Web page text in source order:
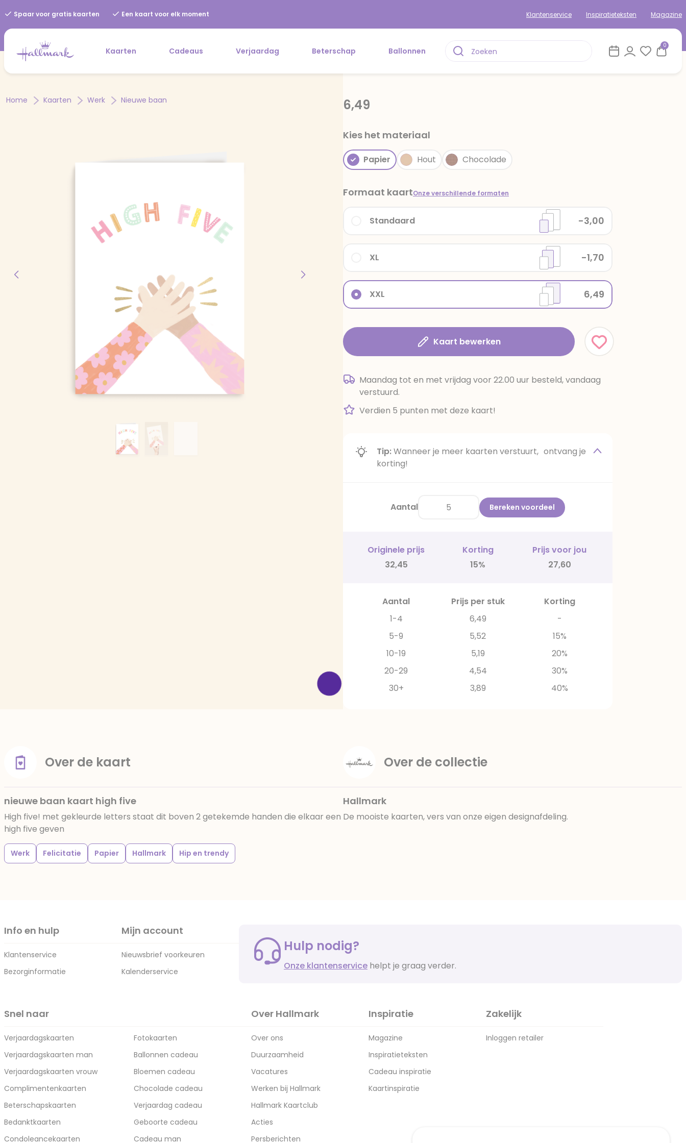
Spaar voor gratis kaarten Een kaart voor elk moment Klantenservice Inspiratieteksten Magazine
Kaarten Cadeaus Verjaardag Beterschap Ballonnen
0
Home Kaarten Werk Nieuwe baan 6,49
Kies het materiaal
Papier Hout Chocolade
Formaat kaartOnze verschillende formaten
XXL 6,49
XL -1,70
Standaard -3,00
Kaart bewerken
Maandag tot en met vrijdag voor 22.00 uur besteld, vandaag
verstuurd.
Verdien 5 punten met deze kaart!
Tip:Wanneer je meer kaarten verstuurt, ontvang je
korting!
Aantal Bereken voordeel
Originele prijs Korting
Prijs voor jou
32,45
15% 27,60
Aantal Prijs per stuk
Korting
1-4
6,49
-
5-9
5,52
15%
10-19
5,19
20%
20-29
4,54
30%
30+
3,89 40%
Over de kaart
nieuwe baan kaart high five
High five! met gekleurde letters staat dit boven 2 getekemde handen die elkaar een
high five geven
Werk Felicitatie Papier Hallmark Hip en trendy
Over de collectie
Hallmark
De mooiste kaarten, vers van onze eigen designafdeling.
Info en hulp
Klantenservice
Bezorginformatie
Mijn account
Nieuwsbrief voorkeuren
Kalenderservice
Hulp nodig?
Onze klantenservice helpt je graag verder.
Snel naar
Verjaardagskaarten
Verjaardagskaarten man
Verjaardagskaarten vrouw
Complimentenkaarten
Beterschapskaarten
Bedanktkaarten
Condoleancekaarten
Fotokaarten
Ballonnen cadeau
Bloemen cadeau
Chocolade cadeau
Verjaardag cadeau
Geboorte cadeau
Cadeau man
Over Hallmark
Over ons
Duurzaamheid
Vacatures
Werken bij Hallmark
Hallmark Kaartclub
Acties
Persberichten
Inspiratie
Magazine
Inspiratieteksten
Cadeau inspiratie
Kaartinspiratie
Zakelijk
Inloggen retailer